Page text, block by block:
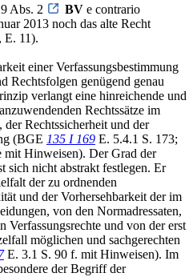
Abs. 2
BV e contrario
2013 noch das alte Recht
E. 11).
einer Verfassungsbestimmung
Rechtsfolgen genügend genau
verlangt eine hinreichende und
Rechtssätze im
der Rechtssicherheit und der
(BGE 135 I 169 E. 5.4.1 S. 173;
mit Hinweisen). Der Grad der
sich nicht abstrakt festlegen. Er
der zu ordnenden
und der Vorhersehbarkeit der im
von den Normadressaten,
Verfassungsrechte und von der erst
möglichen und sachgerechten
E. 3.1 S. 90 f. mit Hinweisen). Im
der Begriff der